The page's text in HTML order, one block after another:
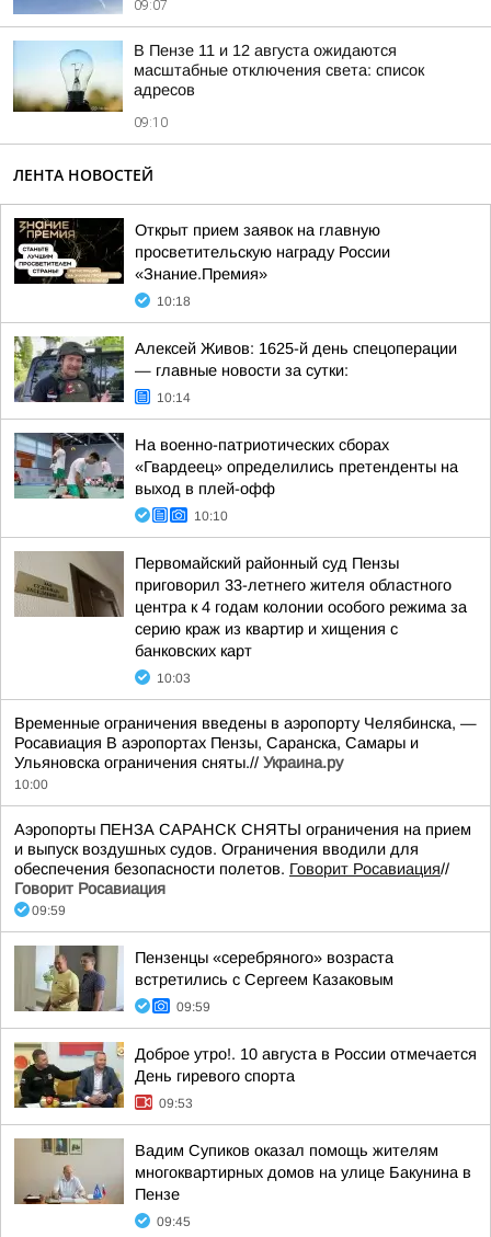
09:07
В Пензе 11 и 12 августа ожидаются
масштабные отключения света: список
адресов
09:10
ЛЕНТА НОВОСТЕЙ
Открыт прием заявок на главную
просветительскую награду России
«Знание.Премия»
10:18
Алексей Живов: 1625-й день спецоперации
— главные новости за сутки:
10:14
На военно-патриотических сборах
«Гвардеец» определились претенденты на
выход в плей-офф
10:10
Первомайский районный суд Пензы
приговорил 33-летнего жителя областного
центра к 4 годам колонии особого режима за
серию краж из квартир и хищения с
банковских карт
10:03
Временные ограничения введены в аэропорту Челябинска, —
Росавиация В аэропортах Пензы, Саранска, Самары и
Ульяновска ограничения сняты.// Украина.ру
10:00
Аэропорты ПЕНЗА САРАНСК СНЯТЫ ограничения на прием
и выпуск воздушных судов. Ограничения вводили для
обеспечения безопасности полетов. Говорит Росавиация//
Говорит Росавиация
09:59
Пензенцы «серебряного» возраста
встретились с Сергеем Казаковым
09:59
Доброе утро!. 10 августа в России отмечается
День гиревого спорта
09:53
Вадим Супиков оказал помощь жителям
многоквартирных домов на улице Бакунина в
Пензе
09:45